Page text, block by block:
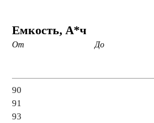
Емкость, А*ч
От До
90
91
93